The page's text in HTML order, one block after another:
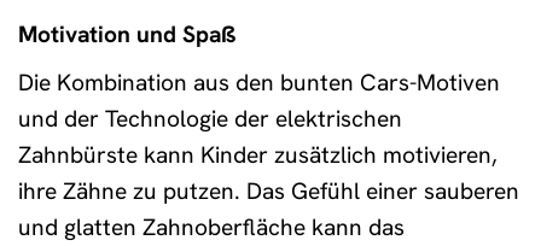
Motivation und Spaß
Die Kombination aus den bunten Cars-Motiven
und der Technologie der elektrischen
Zahnbürste kann Kinder zusätzlich motivieren,
ihre Zähne zu putzen. Das Gefühl einer sauberen
und glatten Zahnoberfläche kann das